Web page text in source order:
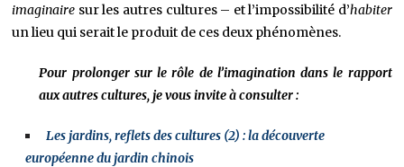
imaginaire sur les autres cultures – et l’impossibilité d’habiter
un lieu qui serait le produit de ces deux phénomènes.
Pour prolonger sur le rôle de l’imagination dans le rapport
aux autres cultures, je vous invite à consulter :
Les jardins, reflets des cultures (2) : la découverte
européenne du jardin chinois